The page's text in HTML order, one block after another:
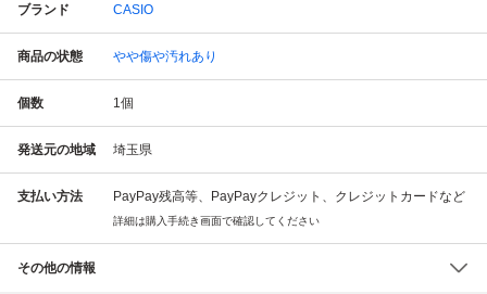
ブランド CASIO
商品の状態 やや傷や汚れあり
個数 1個
発送元の地域 埼玉県
支払い方法 PayPay残高等、PayPayクレジット、クレジットカードなど
詳細は購入手続き画面で確認してください
その他の情報